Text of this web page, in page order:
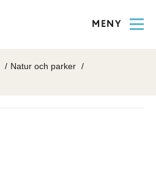
MENY
Natur och parker